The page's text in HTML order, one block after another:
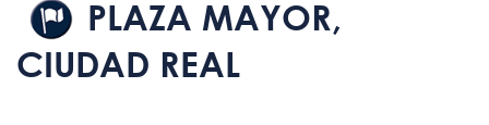
PLAZA MAYOR,
CIUDAD REAL